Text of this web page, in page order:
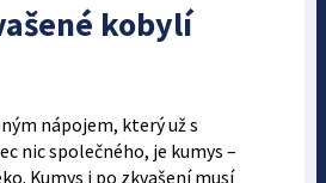
kobylí
nápojem, který už s
nic společného, je kumys –
Kumys i po zkvašení musí